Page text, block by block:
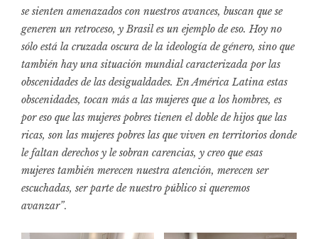
se sienten amenazados con nuestros avances, buscan que se
generen un retroceso, y Brasil es un ejemplo de eso. Hoy no
sólo está la cruzada oscura de la ideología de género, sino que
también hay una situación mundial caracterizada por las
obscenidades de las desigualdades. En América Latina estas
obscenidades, tocan más a las mujeres que a los hombres, es
por eso que las mujeres pobres tienen el doble de hijos que las
ricas, son las mujeres pobres las que viven en territorios donde
le faltan derechos y le sobran carencias, y creo que esas
mujeres también merecen nuestra atención, merecen ser
escuchadas, ser parte de nuestro público si queremos
avanzar”.